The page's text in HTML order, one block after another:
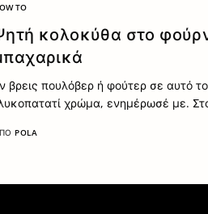
TO
κολοκύθα στο
βρεις πουλόβερ ή φούτερ σε αυτό
χρώμα, ενημέρωσέ με.
POLA